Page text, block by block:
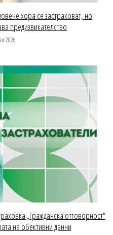
хора се застраховат, но
предизвикателство
2026
„Гражданска отговорност“
на обективни данни